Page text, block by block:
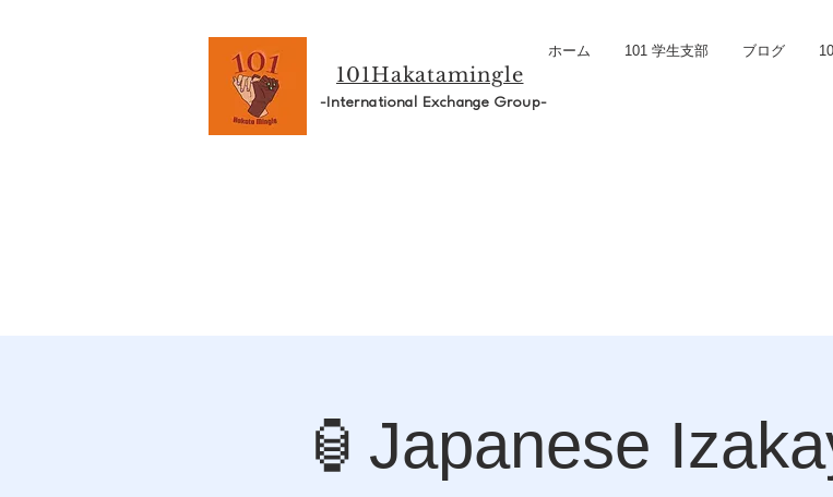
ホーム 101 学生支部 ブログ
101Hakatamingle
-International Exchange Group-
🏮Japanese